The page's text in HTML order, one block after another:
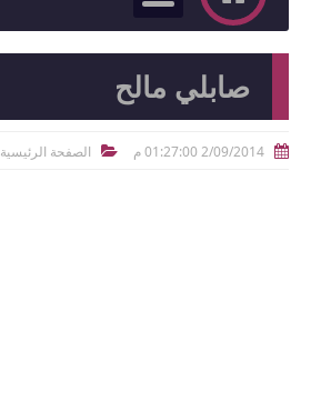
صابلي مالح
 2/09/2014 01:27:00 م  الصفحة الرئيسية